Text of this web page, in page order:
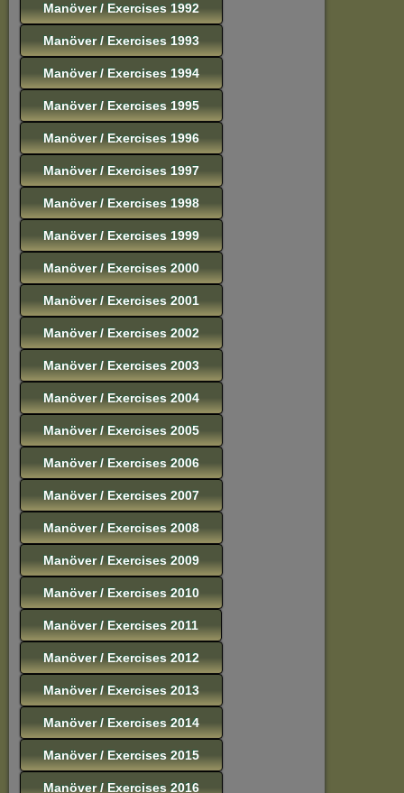
Manöver / Exercises 1992
Manöver / Exercises 1993
Manöver / Exercises 1994
Manöver / Exercises 1995
Manöver / Exercises 1996
Manöver / Exercises 1997
Manöver / Exercises 1998
Manöver / Exercises 1999
Manöver / Exercises 2000
Manöver / Exercises 2001
Manöver / Exercises 2002
Manöver / Exercises 2003
Manöver / Exercises 2004
Manöver / Exercises 2005
Manöver / Exercises 2006
Manöver / Exercises 2007
Manöver / Exercises 2008
Manöver / Exercises 2009
Manöver / Exercises 2010
Manöver / Exercises 2011
Manöver / Exercises 2012
Manöver / Exercises 2013
Manöver / Exercises 2014
Manöver / Exercises 2015
Manöver / Exercises 2016